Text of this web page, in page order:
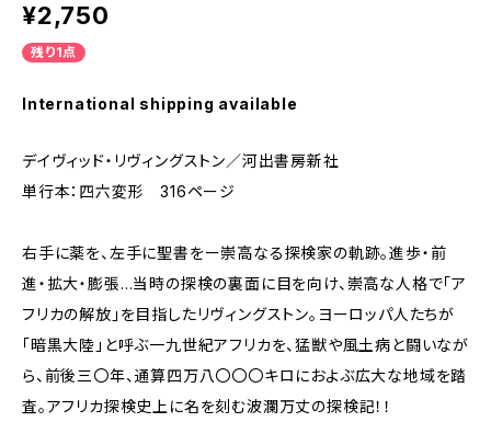
¥2,750
残り1点
International shipping available
デイヴィッド・リヴィングストン／河出書房新社
単行本：四六変形 316ページ
右手に薬を、左手に聖書をー崇高なる探検家の軌跡。進歩・前
進・拡大・膨張…当時の探検の裏面に目を向け、崇高な人格で「ア
フリカの解放」を目指したリヴィングストン。ヨーロッパ人たちが
「暗黒大陸」と呼ぶ一九世紀アフリカを、猛獣や風土病と闘いなが
ら、前後三〇年、通算四万八〇〇〇キロにおよぶ広大な地域を踏
査。アフリカ探検史上に名を刻む波瀾万丈の探検記！！